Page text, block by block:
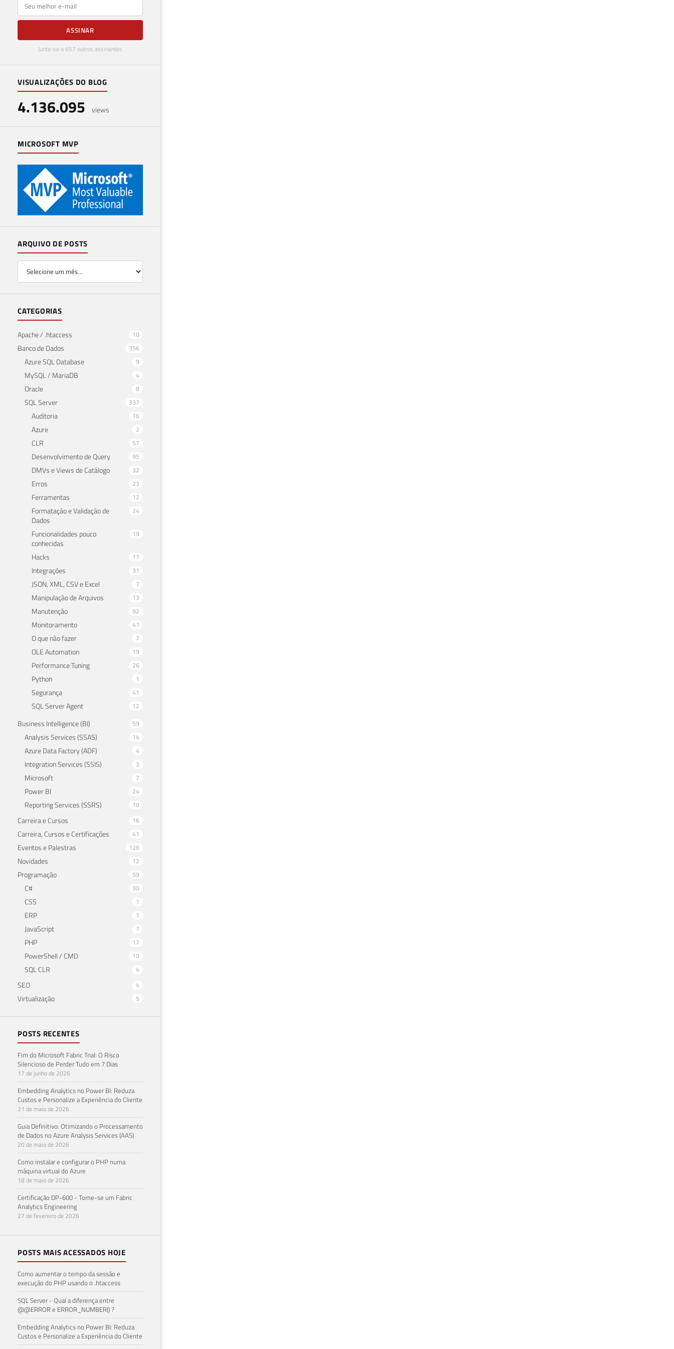
ASSINAR
Junte-se a 657 outros assinantes
VISUALIZAÇÕES DO BLOG
4.136.095 views
MICROSOFT MVP
ARQUIVO DE POSTS
CATEGORIAS
Apache / .htaccess 10
Banco de Dados 356
Azure SQL Database 9
MySQL / MariaDB 4
Oracle 8
SQL Server 337
Auditoria 16
Azure 2
CLR 57
Desenvolvimento de Query 95
DMVs e Views de Catálogo 32
Erros 23
Ferramentas 12
Formatação e Validação de
Dados
24
Funcionalidades pouco
conhecidas
19
Hacks 17
Integrações 31
JSON, XML, CSV e Excel 7
Manipulação de Arquivos 13
Manutenção 92
Monitoramento 41
O que não fazer 7
OLE Automation 19
Performance Tuning 26
Python 1
Segurança 41
SQL Server Agent 12
Business Intelligence (BI) 59
Analysis Services (SSAS) 14
Azure Data Factory (ADF) 4
Integration Services (SSIS) 3
Microsoft 7
Power BI 24
Reporting Services (SSRS) 10
Carreira e Cursos 16
Carreira, Cursos e Certificações 41
Eventos e Palestras 126
Novidades 12
Programação 59
C# 30
CSS 1
ERP 1
JavaScript 1
PHP 17
PowerShell / CMD 10
SQL CLR 4
SEO 4
Virtualização 5
POSTS RECENTES
Fim do Microsoft Fabric Trial: O Risco
Silencioso de Perder Tudo em 7 Dias
17 de junho de 2026
Embedding Analytics no Power BI: Reduza
Custos e Personalize a Experiência do Cliente
21 de maio de 2026
Guia Definitivo: Otimizando o Processamento
de Dados no Azure Analysis Services (AAS)
20 de maio de 2026
Como instalar e configurar o PHP numa
máquina virtual do Azure
18 de maio de 2026
Certificação DP-600 - Torne-se um Fabric
Analytics Engineering
27 de fevereiro de 2026
POSTS MAIS ACESSADOS HOJE
Como aumentar o tempo da sessão e
execução do PHP usando o .htaccess
SQL Server - Qual a diferença entre
@@ERROR e ERROR_NUMBER() ?
Embedding Analytics no Power BI: Reduza
Custos e Personalize a Experiência do Cliente